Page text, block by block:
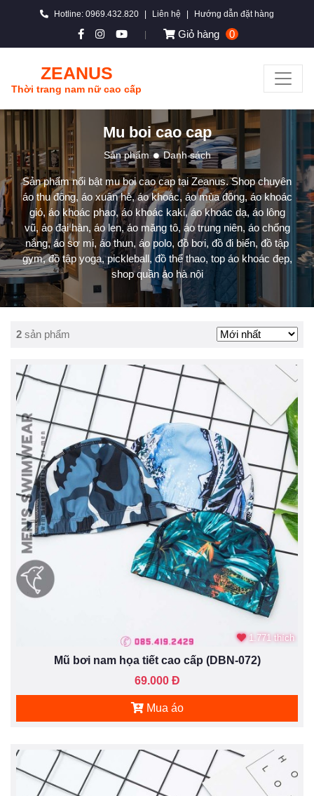
Hotline: 0969.432.820 Liên hệ Hướng dẫn đặt hàng
Giỏ hàng 0
ZEANUS
Thời trang nam nữ cao cấp
Mu boi cao cap
Sản phẩm Danh sách
Sản phẩm nổi bật mu boi cao cap tại Zeanus. Shop chuyên
áo thu đông, áo xuân hè, áo khoác, áo mùa đông, áo khoác
gió, áo khoác phao, áo khoác kaki, áo khoác dạ, áo lông
vũ, áo đại hàn, áo len, áo măng tô, áo trung niên, áo chống
nắng, áo sơ mi, áo thun, áo polo, đồ bơi, đồ đi biển, đồ tập
gym, đồ tập yoga, pickleball, đồ thể thao, top áo khoác đẹp,
shop quần áo hà nội
2 sản phẩm
1.771 thích
Mũ bơi nam họa tiết cao cấp (DBN-072)
69.000 Đ
Mua áo